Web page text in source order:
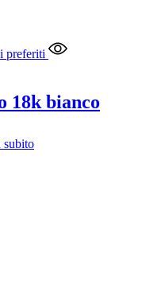
preferiti
18k bianco
subito